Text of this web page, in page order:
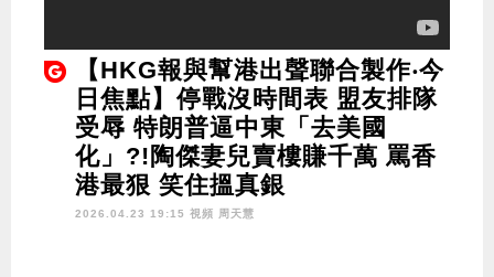
【HKG報與幫港出聲聯合製作‧今
日焦點】停戰沒時間表 盟友排隊
受辱 特朗普逼中東「去美國
化」?!陶傑妻兒賣樓賺千萬 罵香
港最狠 笑住搵真銀
2026.04.23 19:15 視頻 周天慧